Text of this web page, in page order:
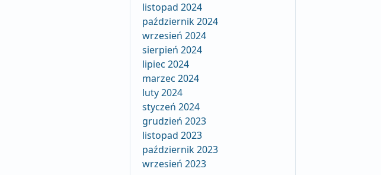
listopad 2024
październik 2024
wrzesień 2024
sierpień 2024
lipiec 2024
marzec 2024
luty 2024
styczeń 2024
grudzień 2023
listopad 2023
październik 2023
wrzesień 2023